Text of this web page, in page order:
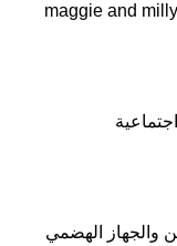
والجهاز الهضمي